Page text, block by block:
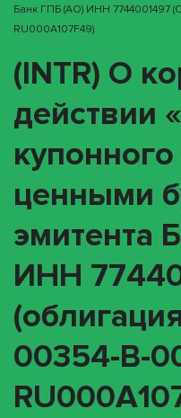
Банк ГПБ (АО) ИНН 7744001497
RU000A107F49)
(INTR) О
действии
ценными
эмитента
ИНН
00354-B-